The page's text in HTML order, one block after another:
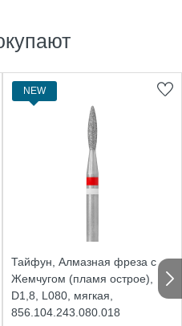
NEW
Тайфун, Алмазная фреза с
Жемчугом (пламя острое),
D1,8, L080, мягкая,
856.104.243.080.018